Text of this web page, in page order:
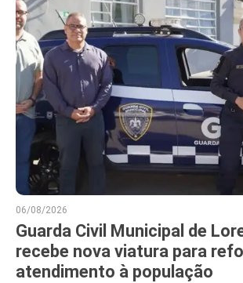
06/08/2026
Guarda Civil Municipal de
recebe nova viatura para
atendimento à população